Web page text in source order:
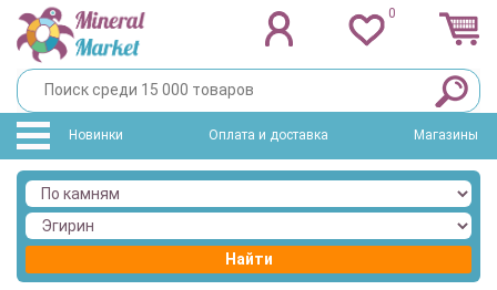
0
Новинки Оплата и доставка Магазины
Найти